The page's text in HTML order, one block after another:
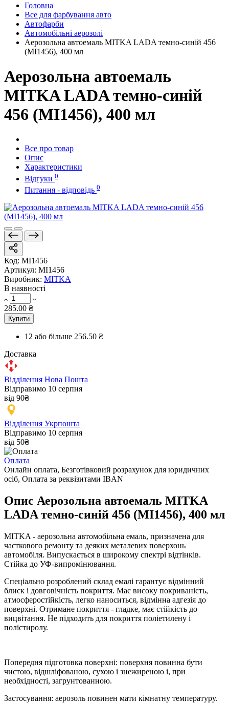
Головна
Все для фарбування авто
Автофарби
Автомобільні аерозолі
Аерозольна автоемаль MITKA LADA темно-синій 456
(MI1456), 400 мл
Аерозольна автоемаль
MITKA LADA темно-синій
456 (MI1456), 400 мл
Все про товар
Опис
Характеристики
Відгуки 0
Питання - відповідь 0
Код: MI1456
Артикул: MI1456
Виробник: MITKA
В наявності
285.00 ₴
Купити
12 або більше 256.50 ₴
Доставка
Відділення Нова Пошта
Відправимо 10 серпня
від 90₴
Відділення Укрпошта
Відправимо 10 серпня
від 50₴
Оплата
Онлайн оплата, Безготівковий розрахунок для юридичних
осіб, Оплата за реквізитами IBAN
Опис Аерозольна автоемаль MITKA
LADA темно-синій 456 (MI1456), 400 мл
MITKA - аерозольна автомобільна емаль, призначена для
часткового ремонту та деяких металевих поверхонь
автомобіля. Випускається в широкому спектрі відтінків.
Стійка до УФ-випромінювання.
Спеціально розроблений склад емалі гарантує відмінний
блиск і довговічність покриття. Має високу покриваність,
атмосферостійкість, легко наноситься, відмінна адгезія до
поверхні. Отримане покриття - гладке, має стійкість до
вицвітання. Не підходить для покриття поліетилену і
полістиролу.
Попередня підготовка поверхні: поверхня повинна бути
чистою, відшліфованою, сухою і знежиреною і, при
необхідності, загрунтованною.
Застосування: аерозоль повинен мати кімнатну температуру.